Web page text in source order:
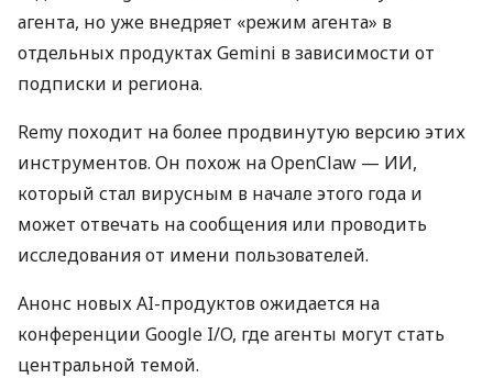
агента, но уже внедряет «режим агента» в
отдельных продуктах Gemini в зависимости от
подписки и региона.
Remy походит на более продвинутую версию этих
инструментов. Он похож на OpenClaw — ИИ,
который стал вирусным в начале этого года и
может отвечать на сообщения или проводить
исследования от имени пользователей.
Анонс новых AI-продуктов ожидается на
конференции Google I/O, где агенты могут стать
центральной темой.